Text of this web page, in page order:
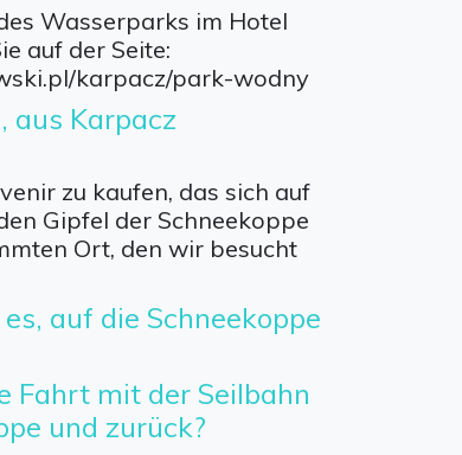
Wasserparks im Hotel
auf der Seite:
karpacz/park-wodny
aus Karpacz
zu kaufen, das sich auf
Gipfel der Schneekoppe
Ort, den wir besucht
auf die Schneekoppe
Fahrt mit der Seilbahn
und zurück?